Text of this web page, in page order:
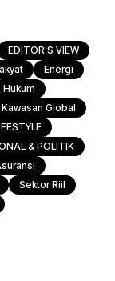
EDITOR'S VIEW
Energi
Hukum
Kawasan Global
& POLITIK
Sektor Riil